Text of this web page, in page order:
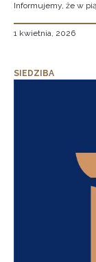
Informujemy, że w
1 kwietnia, 2026
SIEDZIBA